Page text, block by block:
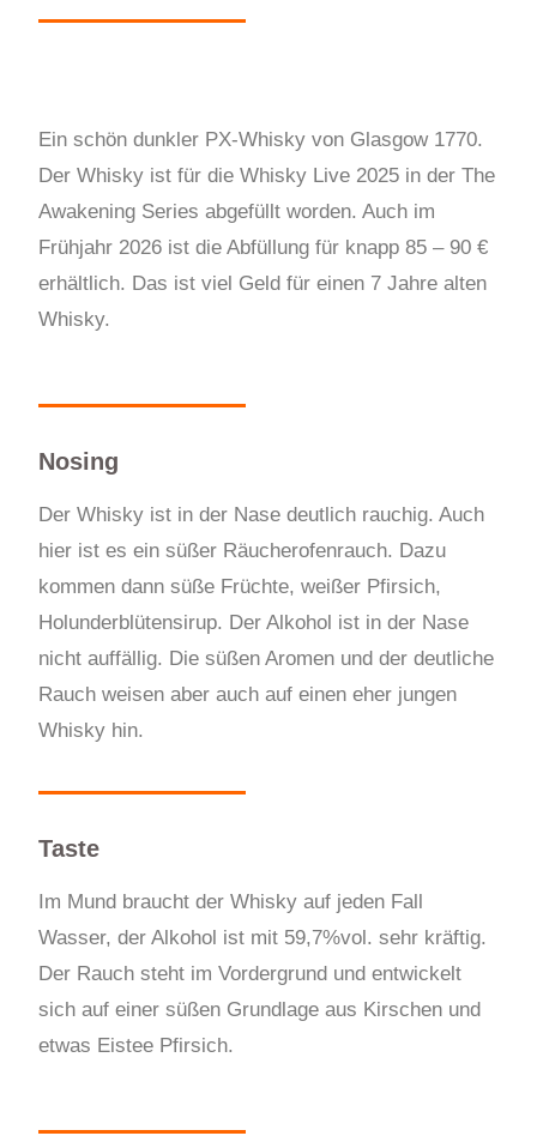
Ein schön dunkler PX-Whisky von Glasgow 1770.
Der Whisky ist für die Whisky Live 2025 in der The
Awakening Series abgefüllt worden. Auch im
Frühjahr 2026 ist die Abfüllung für knapp 85 – 90 €
erhältlich. Das ist viel Geld für einen 7 Jahre alten
Whisky.
Nosing
Der Whisky ist in der Nase deutlich rauchig. Auch
hier ist es ein süßer Räucherofenrauch. Dazu
kommen dann süße Früchte, weißer Pfirsich,
Holunderblütensirup. Der Alkohol ist in der Nase
nicht auffällig. Die süßen Aromen und der deutliche
Rauch weisen aber auch auf einen eher jungen
Whisky hin.
Taste
Im Mund braucht der Whisky auf jeden Fall
Wasser, der Alkohol ist mit 59,7%vol. sehr kräftig.
Der Rauch steht im Vordergrund und entwickelt
sich auf einer süßen Grundlage aus Kirschen und
etwas Eistee Pfirsich.